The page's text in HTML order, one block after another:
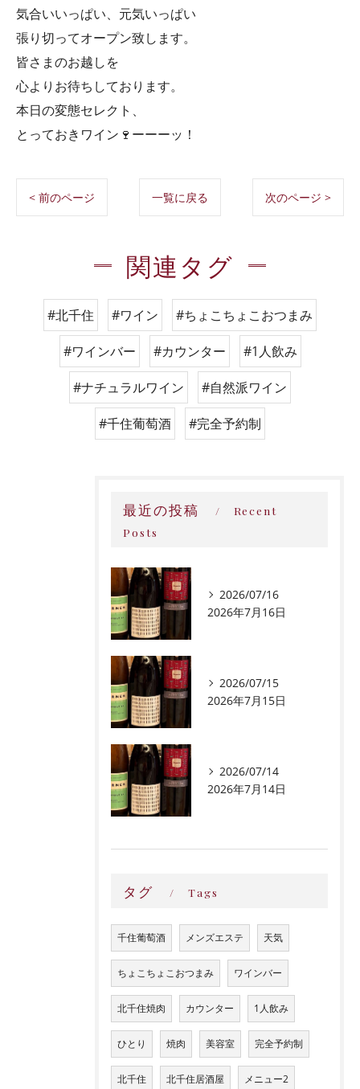
気合いいっぱい、元気いっぱい
張り切ってオープン致します。
皆さまのお越しを
心よりお待ちしております。
本日の変態セレクト、
とっておきワイン🍷ーーーッ！
< 前のページ 一覧に戻る 次のページ >
関連タグ
#北千住 #ワイン #ちょこちょこおつまみ
#ワインバー #カウンター #1人飲み
#ナチュラルワイン #自然派ワイン
#千住葡萄酒 #完全予約制
最近の投稿
Recent
Posts
2026/07/16
2026年7月16日
2026/07/15
2026年7月15日
2026/07/14
2026年7月14日
タグ Tags
千住葡萄酒 メンズエステ 天気
ちょこちょこおつまみ ワインバー
北千住焼肉 カウンター 1人飲み
ひとり 焼肉 美容室 完全予約制
北千住 北千住居酒屋 メニュー2